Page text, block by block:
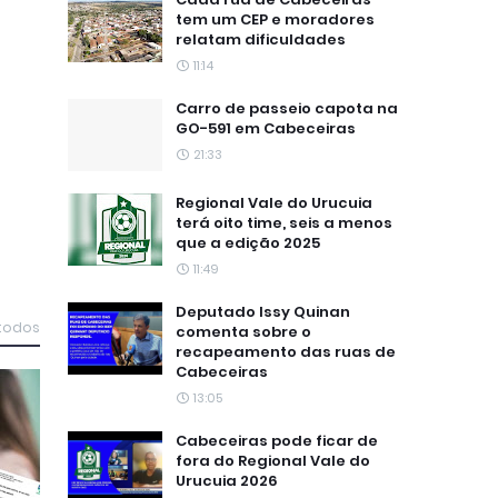
tem um CEP e moradores
relatam dificuldades
11:14
Carro de passeio capota na
GO-591 em Cabeceiras
21:33
Regional Vale do Urucuia
terá oito time, seis a menos
que a edição 2025
11:49
Deputado Issy Quinan
comenta sobre o
recapeamento das ruas de
Cabeceiras
13:05
Cabeceiras pode ficar de
fora do Regional Vale do
Urucuia 2026